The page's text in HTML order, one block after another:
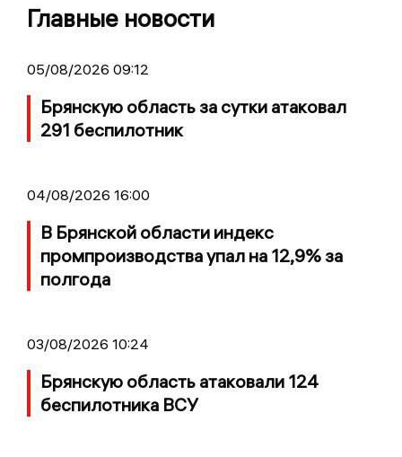
Главные новости
05/08/2026 09:12
Брянскую область за сутки атаковал
291 беспилотник
04/08/2026 16:00
В Брянской области индекс
промпроизводства упал на 12,9% за
полгода
03/08/2026 10:24
Брянскую область атаковали 124
беспилотника ВСУ